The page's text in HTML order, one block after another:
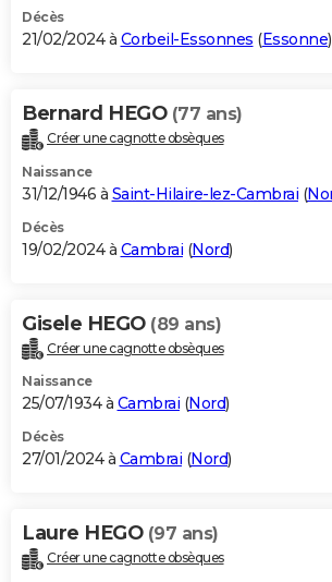
Décès
21/02/2024 à Corbeil-Essonnes (Essonne)
Bernard HEGO (77 ans)
Créer une cagnotte obsèques
Naissance
31/12/1946 à Saint-Hilaire-lez-Cambrai (
Décès
19/02/2024 à Cambrai (Nord)
Gisele HEGO (89 ans)
Créer une cagnotte obsèques
Naissance
25/07/1934 à Cambrai (Nord)
Décès
27/01/2024 à Cambrai (Nord)
Laure HEGO (97 ans)
Créer une cagnotte obsèques